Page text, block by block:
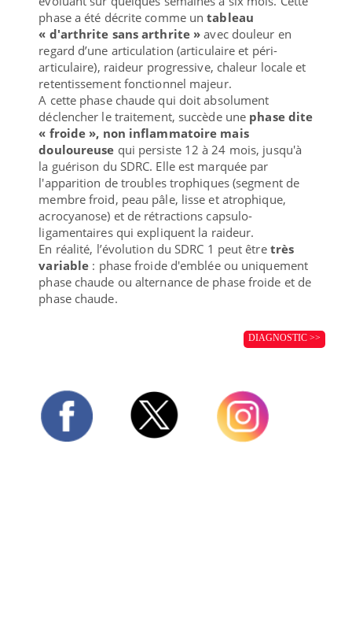
phase a été décrite comme untableau
« d'arthrite sans arthrite » avec douleur en
regard d’une articulation (articulaire et péri-
articulaire), raideur progressive, chaleur locale et
retentissement fonctionnel majeur.
A cette phase chaude qui doit absolument
déclencher le traitement, succède une phase dite
« froide », non inflammatoire mais
douloureuse qui persiste 12 à 24 mois, jusqu'à
la guérison du SDRC. Elle est marquée par
l'apparition de troubles trophiques (segment de
membre froid, peau pâle, lisse et atrophique,
acrocyanose) et de rétractions capsulo-
ligamentaires qui expliquent la raideur.
En réalité, l’évolution du SDRC 1 peut être très
variable : phase froide d'emblée ou uniquement
phase chaude ou alternance de phase froide et de
phase chaude.
DIAGNOSTIC >>